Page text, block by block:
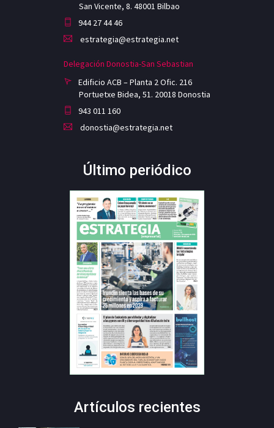
San Vicente, 8. 48001 Bilbao
944 27 44 46
estrategia@estrategia.net
Delegación Donostia-San Sebastian
Edificio ACB – Planta 2 Ofic. 216
Portuetxe Bidea, 51. 20018 Donostia
943 011 160
donostia@estrategia.net
Último periódico
Artículos recientes